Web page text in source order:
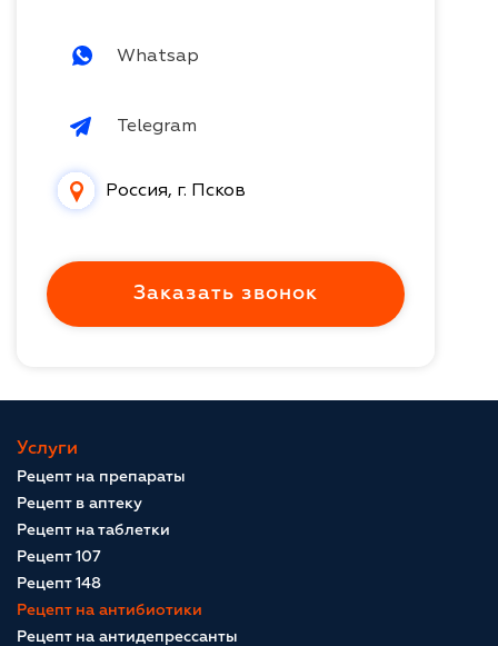
Whatsap
Telegram
Россия, г. Псков
Заказать звонок
Услуги
Рецепт на препараты
Рецепт в аптеку
Рецепт на таблетки
Рецепт 107
Рецепт 148
Рецепт на антибиотики
Рецепт на антидепрессанты